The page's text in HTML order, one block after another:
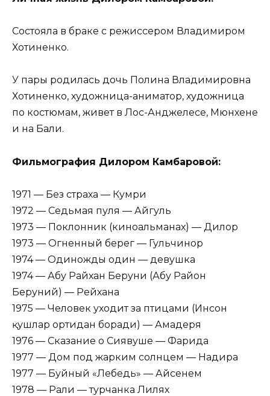
Состояла в браке с режиссером Владимиром
Хотиненко.
У пары родилась дочь Полина Владимировна
Хотиненко, художница-аниматор, художница
по костюмам, живет в Лос-Анджелесе, Мюнхене
и на Бали.
Фильмография Дилором Камбаровой:
1971 — Без страха — Кумри
1972 — Седьмая пуля — Айгуль
1973 — Поклонник (киноальманах) — Дилор
1973 — Огненный берег — Гульчинор
1974 — Одиножды один — девушка
1974 — Абу Райхан Беруни (Абу Райҳон
Беруний) — Рейхана
1975 — Человек уходит за птицами (Инсон
қушлар ортидан боради) — Амадеря
1976 — Сказание о Сиявуше — Фарида
1977 — Дом под жарким солнцем — Надира
1977 — Буйный «Лебедь» — Айсенем
1978 — Рали — турчанка Лилях